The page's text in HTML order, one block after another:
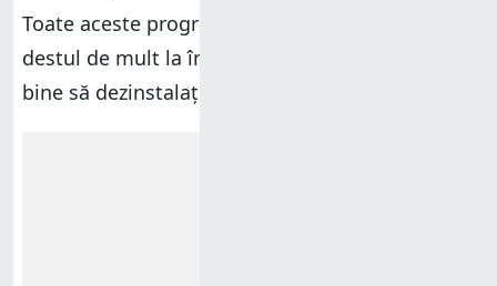
Toate aceste programe și aplicații contribuie
destul de mult la încetinirea sistemului și ar fi
bine să dezinstalați o bună parte din ele.